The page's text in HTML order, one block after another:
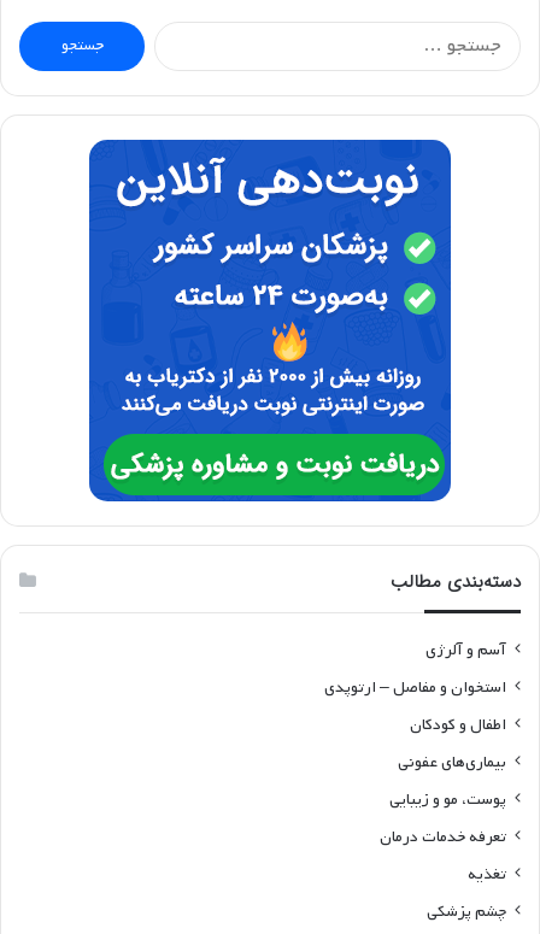
جستجو
برای:
دسته‌بندی مطالب
آسم و آلرژی
استخوان و مفاصل – ارتوپدی
اطفال و کودکان
بیماری‌های عفونی
پوست، مو و زیبایی
تعرفه خدمات درمان
تغذیه
چشم پزشکی